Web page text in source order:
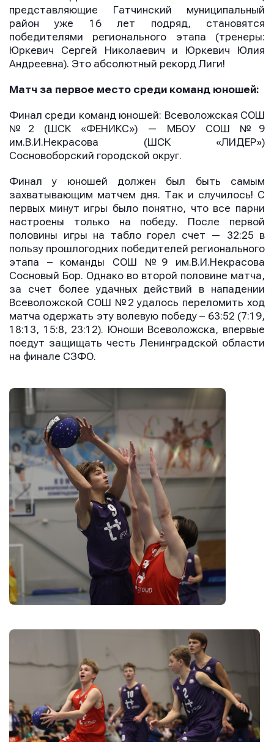
представляющие Гатчинский муниципальный
район уже 16 лет подряд, становятся
победителями регионального этапа (тренеры:
Юркевич Сергей Николаевич и Юркевич Юлия
Андреевна). Это абсолютный рекорд Лиги!
Матч за первое место среди команд юношей:
Финал среди команд юношей: Всеволожская СОШ
№2 (ШСК «ФЕНИКС») — МБОУ СОШ №9
им.В.И.Некрасова (ШСК «ЛИДЕР»)
Сосновоборский городской округ.
Финал у юношей должен был быть самым
захватывающим матчем дня. Так и случилось! С
первых минут игры было понятно, что все парни
настроены только на победу. После первой
половины игры на табло горел счет — 32:25 в
пользу прошлогодних победителей регионального
этапа – команды СОШ №9 им.В.И.Некрасова
Сосновый Бор. Однако во второй половине матча,
за счет более удачных действий в нападении
Всеволожской СОШ №2 удалось переломить ход
матча одержать эту волевую победу – 63:52 (7:19,
18:13, 15:8, 23:12). Юноши Всеволожска, впервые
поедут защищать честь Ленинградской области
на финале СЗФО.
Имя
E-mail
Телефон
Сообщение
Нажимая кнопку “Отправить”, вы соглашаетесь с
условиями обработки персональных данных
Имя
E-mail
Телефон
Сообщение
Нажимая кнопку “Отправить”, вы соглашаетесь с
условиями обработки персональных данных
E-mail
Телефон
Сообщение
Нажимая кнопку “Отправить”, вы соглашаетесь с
условиями обработки персональных данных